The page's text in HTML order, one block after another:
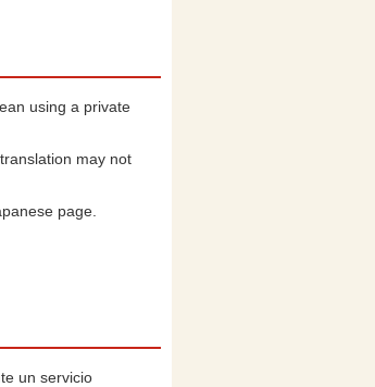
using a private
may not
page.
un servicio